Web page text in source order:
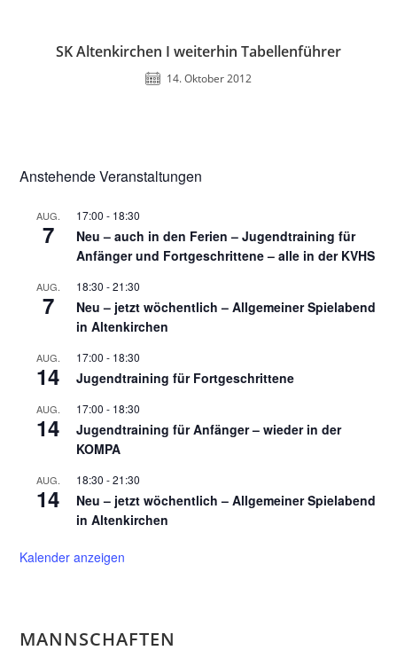
SK Altenkirchen I weiterhin Tabellenführer
14. Oktober 2012
Anstehende Veranstaltungen
AUG.
7
17:00 - 18:30
Neu – auch in den Ferien – Jugendtraining für
Anfänger und Fortgeschrittene – alle in der KVHS
AUG.
7
18:30 -21:30
Neu – jetzt wöchentlich – Allgemeiner Spielabend
in Altenkirchen
AUG.
14
17:00 - 18:30
Jugendtraining für Fortgeschrittene
AUG.
14
17:00 - 18:30
Jugendtraining für Anfänger – wieder in der
KOMPA
AUG.
14
18:30 -21:30
Neu – jetzt wöchentlich – Allgemeiner Spielabend
in Altenkirchen
Kalender anzeigen
MANNSCHAFTEN